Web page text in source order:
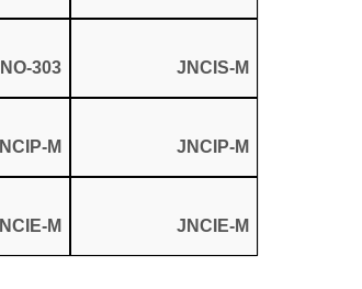
JNCIS-M
303
JNCIP-M
M
JNCIE-M
M